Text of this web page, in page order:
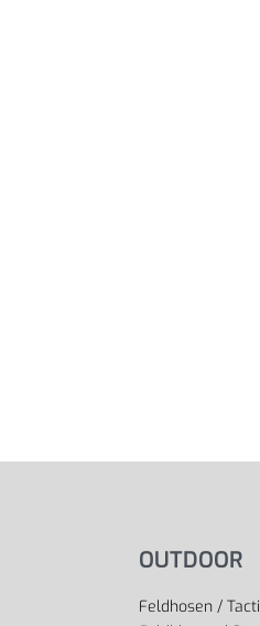
OUTDOOR
Feldhosen /